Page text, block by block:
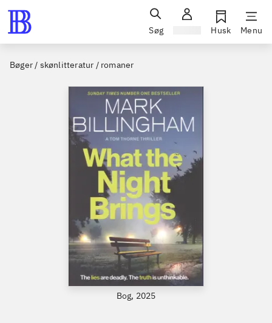
Søg Husk Menu
Bøger / skønlitteratur / romaner
Bog, 2025